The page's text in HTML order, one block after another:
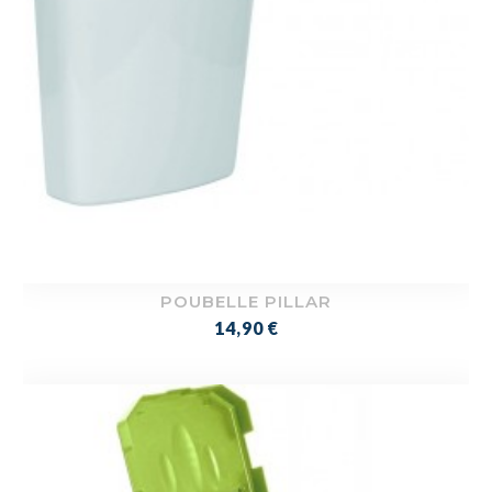
POUBELLE PILLAR
Prix
14,90 €